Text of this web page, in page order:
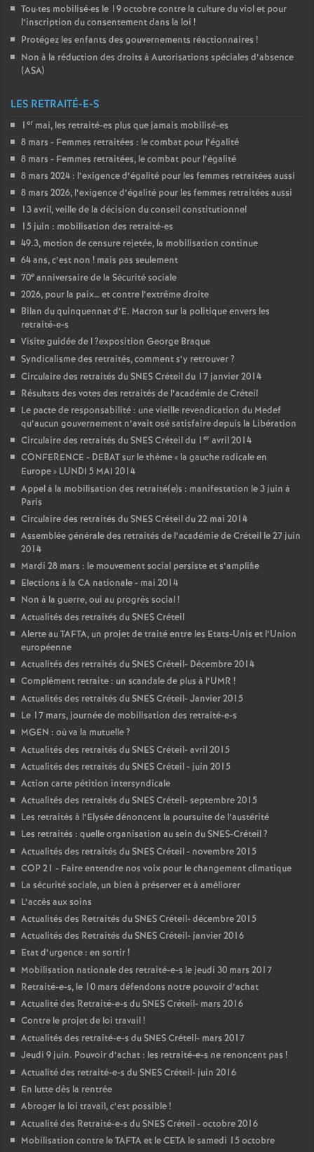
Tou·tes mobilisé·es le 19 octobre contre la culture du viol et pour
l’inscription du consentement dans la loi !
Protégez les enfants des gouvernements réactionnaires !
Non à la réduction des droits à Autorisations spéciales d’absence
(ASA)
LES RETRAITÉ-E-S
1 er mai, les retraité-es plus que jamais mobilisé-es
8 mars - Femmes retraitées : le combat pour l’égalité
8 mars - Femmes retraitées, le combat pour l’égalité
8 mars 2024 : l’exigence d’égalité pour les femmes retraitées aussi
8 mars 2026, l’exigence d’égalité pour les femmes retraitées aussi
13 avril, veille de la décision du conseil constitutionnel
15 juin : mobilisation des retraité-es
49.3, motion de censure rejetée, la mobilisation continue
64 ans, c’est non ! mais pas seulement
70e anniversaire de la Sécurité sociale
2026, pour la paix… et contre l’extrême droite
Bilan du quinquennat d’E. Macron sur la politique envers les
retraité-e-s
Visite guidée de l?exposition George Braque
Syndicalisme des retraités, comment s’y retrouver?
Circulaire des retraités duSNESCréteil du 17 janvier 2014
Résultats des votes des retraités de l’académie de Créteil
Le pacte de responsabilité : une vieille revendication du Medef
qu’aucun gouvernement n’avait osé satisfaire depuis la Libération
Circulaire des retraités duSNESCréteil du 1 er avril 2014
CONFERENCE - DEBATsur le thème « la gauche radicale en
Europe» LUNDI 5 MAI 2014
Appel à la mobilisation des retraité(e)s : manifestation le 3 juin à
Paris
Circulaire des retraités duSNESCréteil du 22 mai 2014
Assemblée générale des retraités de l’académie de Créteil le 27 juin
2014
Mardi 28 mars : le mouvement social persiste et s’amplifie
Elections à la CA nationale - mai 2014
Non à la guerre, oui au progrès social!
Actualités des retraités duSNESCréteil
Alerte auTAFTA, un projet de traité entre les Etats-Unis et l’Union
européenne
Actualités des retraités duSNESCréteil- Décembre 2014
Complément retraite : un scandale de plus à l’UMR !
Actualités des retraités duSNESCréteil- Janvier 2015
Le 17 mars, journée de mobilisation des retraité-e-s
MGEN : où va la mutuelle?
Actualités des retraités duSNESCréteil- avril 2015
Actualités des retraités duSNESCréteil - juin 2015
Action carte pétition intersyndicale
Actualités des retraités duSNESCréteil- septembre 2015
Les retraités à l’Elysée dénoncent la poursuite de l’austérité
Les retraités : quelle organisation au sein duSNES-Créteil?
Actualités des retraités duSNESCréteil - novembre 2015
COP21 - Faire entendre nos voix pour le changement climatique
La sécurité sociale, un bien à préserver et à améliorer
L’accès aux soins
Actualités des Retraités duSNESCréteil- décembre 2015
Actualités des Retraités duSNESCréteil- janvier 2016
Etat d’urgence : en sortir!
Mobilisation nationale des retraité-e-s le jeudi 30 mars 2017
Retraité-e-s, le 10 mars défendons notre pouvoir d’achat
Actualité des Retraité-e-s duSNESCréteil- mars 2016
Contre le projet de loi travail!
Actualités des retraité-e-s duSNESCréteil- mars 2017
Jeudi 9 juin. Pouvoir d’achat : les retraité-e-s ne renoncent pas !
Actualité des retraité-e-s duSNESCréteil- juin 2016
En lutte dès la rentrée
Abroger la loi travail, c’est possible!
Actualité des Retraité-e-s duSNESCréteil - octobre 2016
Mobilisation contre leTAFTAet leCETA le samedi 15 octobre